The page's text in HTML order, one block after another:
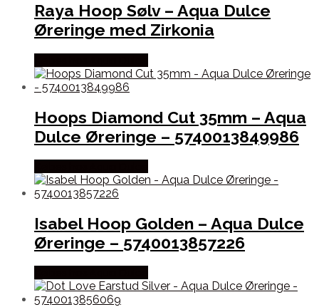
Raya Hoop Sølv – Aqua Dulce
Øreringe med Zirkonia
Hoops Diamond Cut 35mm – Aqua
Dulce Øreringe – 5740013849986
Isabel Hoop Golden – Aqua Dulce
Øreringe – 5740013857226